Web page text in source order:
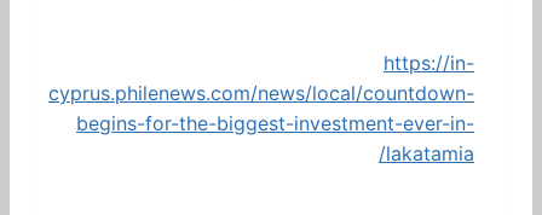
https://in-
cyprus.philenews.com/news/local/countdown-
begins-for-the-biggest-investment-ever-in-
lakatamia/